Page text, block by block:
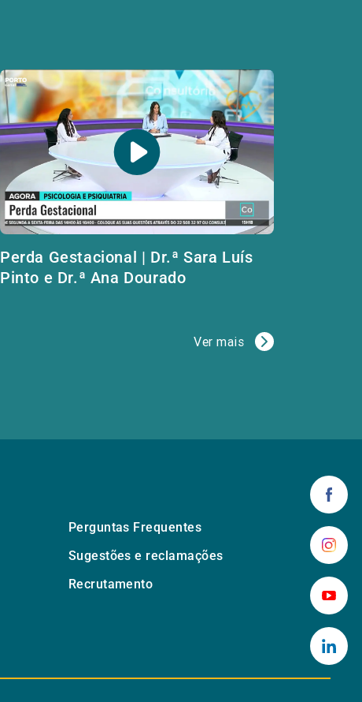
Perda Gestacional | Dr.ª Sara Luís
Pinto e Dr.ª Ana Dourado
Ver mais
Perguntas Frequentes
Sugestões e reclamações
Recrutamento